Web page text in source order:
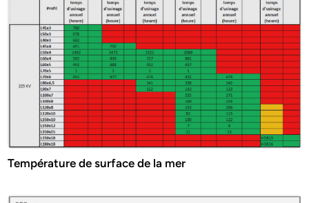
Température de surface de la mer